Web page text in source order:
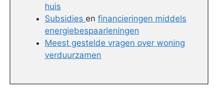
huis
Subsidies en financieringen middels
energiebespaarleningen
Meest gestelde vragen over woning
verduurzamen